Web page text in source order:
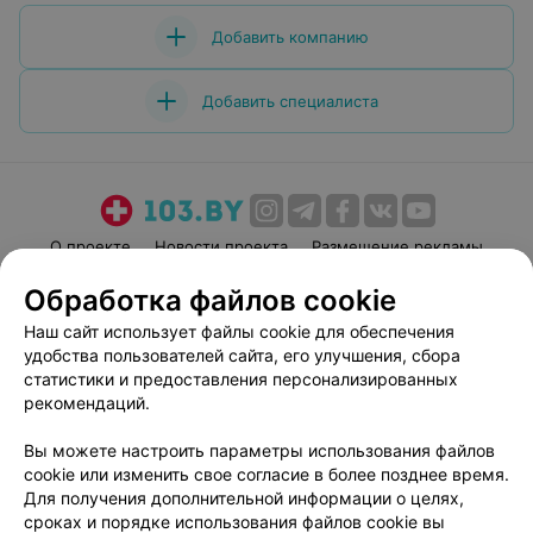
мало, удавольствия ноль!!!!!!! Очень обидно и грустно
Добавить компанию
Добавить специалиста
О проекте Новости проекта
Размещение рекламы
Пользовательское соглашение
Способы оплаты
Вакансии
Партнеры
Написать руководителю 103.by
Персональные настройки cookie
Обработка персональных данных
Обработка файлов cookie
Наш сайт использует файлы cookie для обеспечения
удобства пользователей сайта, его улучшения, сбора
статистики и предоставления персонализированных
рекомендаций.
Вы можете настроить параметры использования файлов
cookie или изменить свое согласие в более позднее время.
Для получения дополнительной информации о целях,
сроках и порядке использования файлов cookie вы